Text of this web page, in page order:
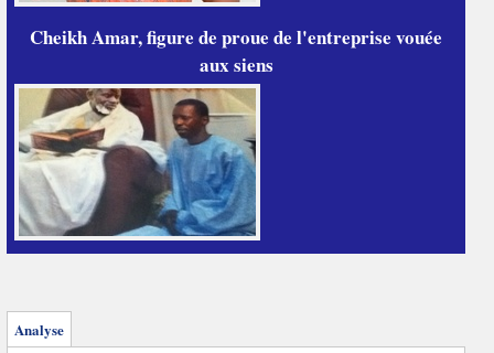
Cheikh Amar, figure de proue de l'entreprise vouée
aux siens
Analyse